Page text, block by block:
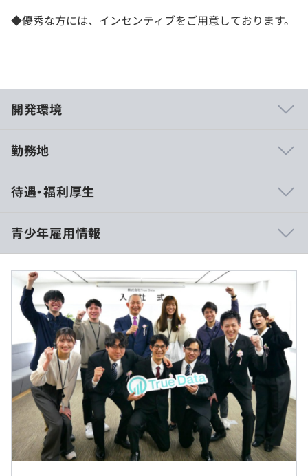
◆優秀な方には、インセンティブをご用意しております。
開発環境
・要件定義～設計～開発～テスト～運用と全ての開発プロ
・各開発フェーズ毎に必要となってくるスキル・ノウハウ
が体験をもって身につく。
・アーキテクチャ設計から携われる為、最新のトレンドに
則した技術スタック（クラウド、AI等）が業務を介して身
につける事が可能。
・自社構築システムの運用も行う為、設計時に効率的な運
用・保守も意識した設計が身についていく。
・業界最大規模のビッグデータの利活用が可能。
『True Data』：全国のドラッグストア、スーパーマーケ
ットなどの消費者購買情報を統計化した国内最大級の標準
ID-POSデータ分析基盤
『Eagle Eye』：リアル消費を見抜く購買行動分析ツール
勤務地
待遇・福利厚生
09:30~18:00予定
休憩時間：12:00~13:00（60分）
平均残業時間：インターンのためなし
インターンのためなし
インターンのためなし
青少年雇用情報
過去３年間の新卒採用者数・離職者数
前年度 採用者数2人 離職者数0人
2年度前 採用者数4人 離職者数0人
3年度前 採用者数4人 離職者数1人
過去３年間の新卒採用者数の男女別人数
前年度 男性1人 女性1人
2年度前 男性4人 女性0人
3年度前 男性2人 女性2人
平均勤続年数
6.2年